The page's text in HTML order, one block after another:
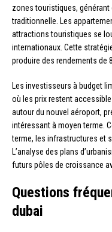
zones touristiques,
traditionnelle. Les
attractions touristiques se
internationaux. Cette
produire des rendements de
Les investisseurs à budget
où les prix restent
autour du nouvel aéroport,
intéressant à moyen terme.
terme, les infrastructures et
L’analyse des plans
futurs pôles de croissance
Questions
dubai